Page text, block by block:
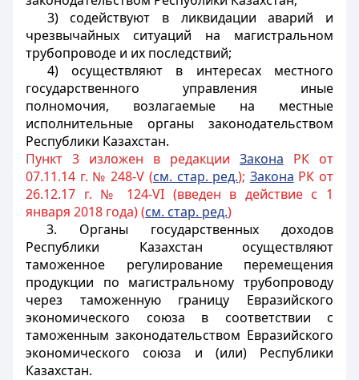
3) содействуют в ликвидации аварий и
чрезвычайных ситуаций на магистральном
трубопроводе и их последствий;
4) осуществляют в интересах местного
государственного управления иные
полномочия, возлагаемые на местные
исполнительные органы законодательством
Республики Казахстан.
Пункт 3 изложен в редакции Закона РК от
07.11.14 г. № 248-V (см. стар. ред.); Закона РК от
26.12.17 г. № 124-VI (введен в действие с 1
января 2018 года) (см. стар. ред.)
3. Органы государственных доходов
Республики Казахстан осуществляют
таможенное регулирование перемещения
продукции по магистральному трубопроводу
через таможенную границу Евразийского
экономического союза в соответствии с
таможенным законодательством Евразийского
экономического союза и (или) Республики
Казахстан.